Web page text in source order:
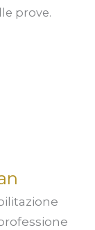
prove.